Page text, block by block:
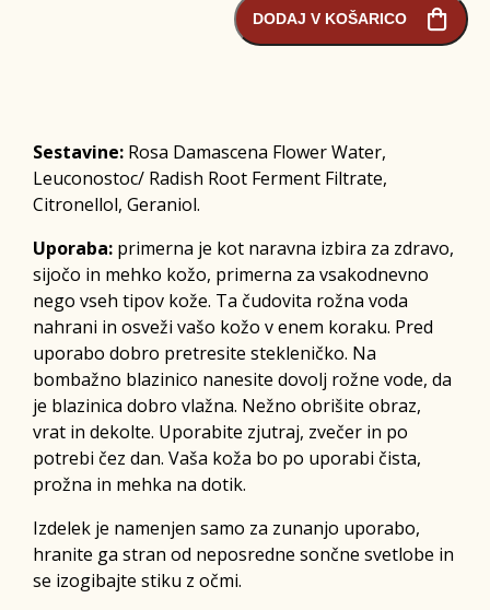
DODAJ V KOŠARICO
Sestavine: Rosa Damascena Flower Water,
Leuconostoc/ Radish Root Ferment Filtrate,
Citronellol, Geraniol.
Uporaba: primerna je kot naravna izbira za zdravo,
sijočo in mehko kožo, primerna za vsakodnevno
nego vseh tipov kože. Ta čudovita rožna voda
nahrani in osveži vašo kožo v enem koraku. Pred
uporabo dobro pretresite stekleničko. Na
bombažno blazinico nanesite dovolj rožne vode, da
je blazinica dobro vlažna. Nežno obrišite obraz,
vrat in dekolte. Uporabite zjutraj, zvečer in po
potrebi čez dan. Vaša koža bo po uporabi čista,
prožna in mehka na dotik.
Izdelek je namenjen samo za zunanjo uporabo,
hranite ga stran od neposredne sončne svetlobe in
se izogibajte stiku z očmi.